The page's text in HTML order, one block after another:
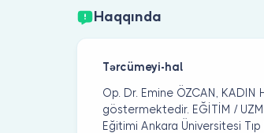
Haqqında
Tərcümeyi-hal
Op. Dr. Emine ÖZCAN, KADIN
göstermektedir. EĞİTİM /
Eğitimi Ankara Üniversitesi